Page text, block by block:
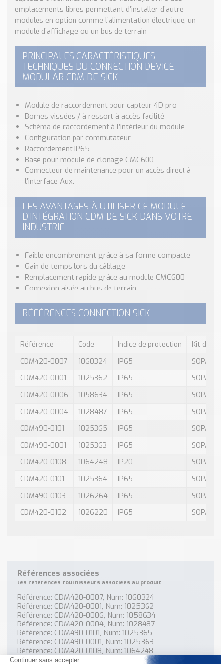
Nos Réalisations
Conseils et Actualités
Catalogue des essentiels pour les brasseries et micro-
Contact & Devis
Devis, Tarifs, Renseignements techniques
emplacements libres permettant d’installer d’autre
modules en option comme l’alimentation électrique, un
module d’affichage ou un bus de terrain.
PRINCIPALES CARACTÉRISTIQUES
TECHNIQUES DU CONNECTION DEVICE
MODULAR CDM DE SICK
Module de raccordement pour capteur 4D pro
Bornes vissées / à ressort à accès facilité
Schéma de raccordement à l’intérieur du module
Configuration par commutateur
Raccordement IP65
Base pour module de clonage CMC600
Connecteur de maintenance pour un accès direct à
l’interface Aux.
LES AVANTAGES À UTILISER CE MODULE
D’INTÉGRATION CDM DE SICK DANS VOTRE
INDUSTRIE
Faible encombrement grâce à sa forme compacte
Gain de temps lors du câblage
Remplacement rapide grâce au module CMC600
Connexion aisée au bus de terrain
RÉFÉRENCES CONNECTION SICK
Référence Code Indice de protection
Kit de
CDM420-0007
1060324 IP65
SOPAS
CDM420-0001
1025362 IP65
SOPAS
CDM420-0006
1058634 IP65
SOPAS
CDM420-0004
1028487 IP65
SOPAS
CDM490-0101
1025365 IP65
SOPAS
CDM490-0001
1025363 IP65
SOPAS
CDM420-0108
1064248 IP20
SOPAS
CDM420-0101
1025364 IP65
SOPAS
CDM490-0103
1026264 IP65
SOPAS
CDM420-0102
1026220 IP65 SOPAS
Références associées
les références fournisseurs associées au produit
Référence: CDM420-0007, Num: 1060324
Référence: CDM420-0001, Num: 1025362
Référence: CDM420-0006, Num: 1058634
Référence: CDM420-0004, Num: 1028487
Référence: CDM490-0101, Num: 1025365
Référence: CDM490-0001, Num: 1025363
Référence: CDM420-0108, Num: 1064248
Référence: CDM420-0101, Num: 1025364